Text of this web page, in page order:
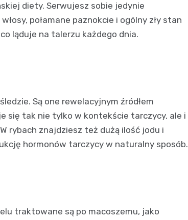
diety. Serwujesz sobie jedynie
połamane paznokcie i ogólny zły stan
ląduje na talerzu każdego dnia.
Są one rewelacyjnym źródłem
się tak nie tylko w kontekście tarczycy, ale i
rybach znajdziesz też dużą ilość jodu i
hormonów tarczycy w naturalny sposób.
traktowane są po macoszemu, jako